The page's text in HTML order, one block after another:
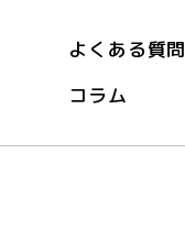
よくある質問
コラム